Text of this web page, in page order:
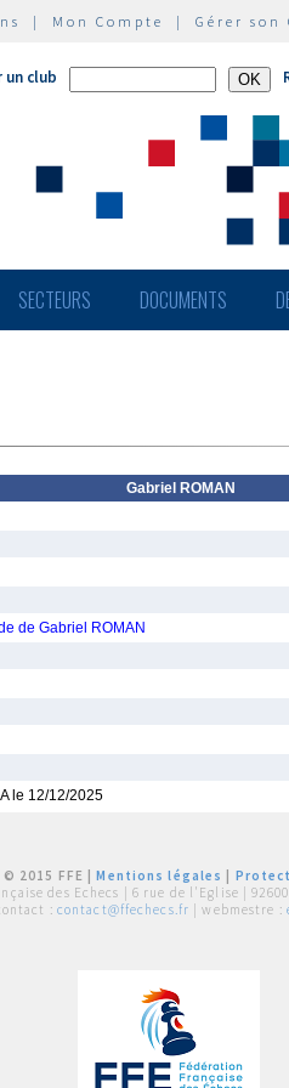
| Mon Compte | Gérer son
un club
SECTEURS DOCUMENTS
Gabriel ROMAN
de Gabriel ROMAN
le 12/12/2025
2015 FFE |Mentions légales
des Echecs | 6 rue de l'Eglise | 92600
: contact@ffechecs.fr | webmestre :